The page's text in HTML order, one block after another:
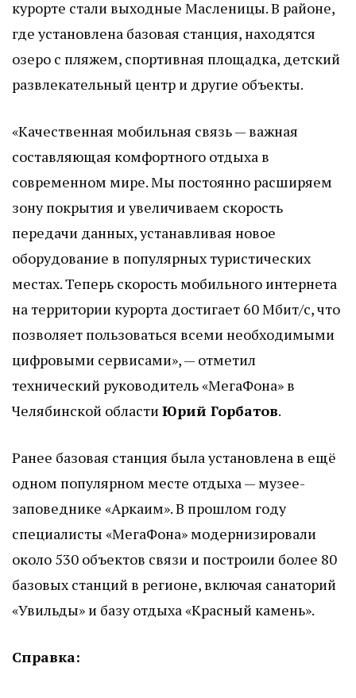
курорте стали выходные Масленицы. В районе,
где установлена базовая станция, находятся
озеро с пляжем, спортивная площадка, детский
развлекательный центр и другие объекты.
«Качественная мобильная связь — важная
составляющая комфортного отдыха в
современном мире. Мы постоянно расширяем
зону покрытия и увеличиваем скорость
передачи данных, устанавливая новое
оборудование в популярных туристических
местах. Теперь скорость мобильного интернета
на территории курорта достигает 60 Мбит/с, что
позволяет пользоваться всеми необходимыми
цифровыми сервисами», — отметил
технический руководитель «МегаФона» в
Челябинской области Юрий Горбатов.
Ранее базовая станция была установлена в ещё
одном популярном месте отдыха — музее-
заповеднике «Аркаим». В прошлом году
специалисты «МегаФона» модернизировали
около 530 объектов связи и построили более 80
базовых станций в регионе, включая санаторий
«Увильды» и базу отдыха «Красный камень».
Справка: